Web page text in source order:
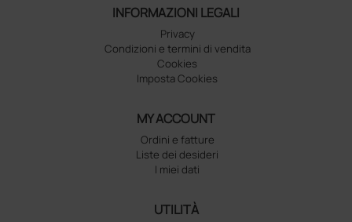
INFORMAZIONI LEGALI
Privacy
Condizioni e termini di vendita
Cookies
Imposta Cookies
MY ACCOUNT
Ordini e fatture
Liste dei desideri
I miei dati
UTILITÀ